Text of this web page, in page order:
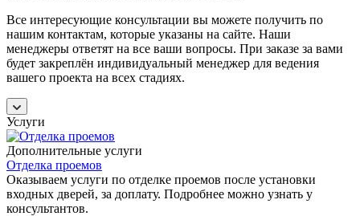
Все интересующие консультации вы можете получить по
нашим контактам, которые указаны на сайте. Наши
менеджеры ответят на все ваши вопросы. При заказе за вами
будет закреплён индивидуальный менеджер для ведения
вашего проекта на всех стадиях.
Услуги
Дополнительные услуги
Отделка проемов
Оказываем услуги по отделке проемов после установки
входных дверей, за доплату. Подробнее можно узнать у
консультантов.